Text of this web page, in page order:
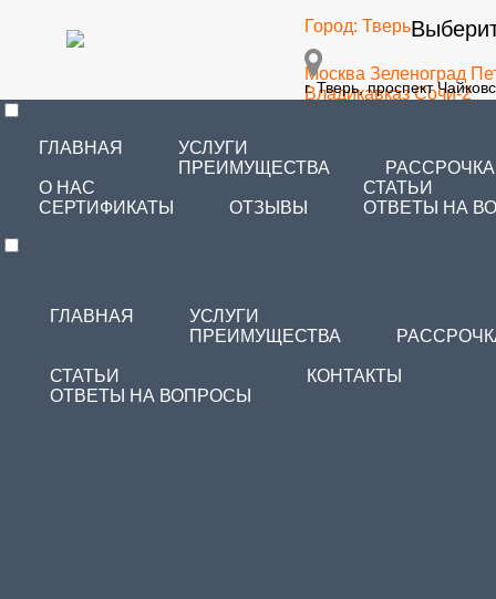
Город: Тверь
Москва Зеленоград
Владикавказ Сочи-2
г. Тверь, проспект
ГЛАВНАЯ
УСЛУГИ
ПРЕИМУЩЕСТВА
РАССРОЧКА
О НАС
СЕРТИФИКАТЫ
ОТЗЫВЫ
СТАТЬИ
ОТВЕТЫ НА
ГЛАВНАЯ
УСЛУГИ
ПРЕИМУЩЕСТВА
СТАТЬИ
ОТВЕТЫ НА ВОПРОСЫ
КОНТАКТЫ